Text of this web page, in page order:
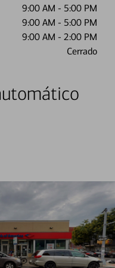
9:00 AM - 5:00 PM
9:00 AM - 5:00 PM
9:00 AM - 2:00 PM
Cerrado